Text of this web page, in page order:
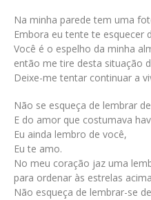
Na minha parede tem uma
Embora eu tente te esquecer
Você é o espelho da minha
então me tire desta situação
Deixe-me tentar continuar a
Não se esqueça de lembrar
E do amor que costumava
Eu ainda lembro de você,
Eu te amo.
No meu coração jaz uma
para ordenar às estrelas
Não esqueça de lembrar-se